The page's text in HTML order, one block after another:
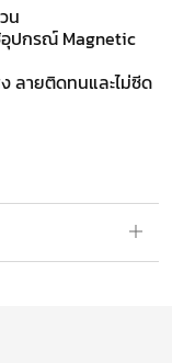
น
อุปกรณ์ Magnetic
ลายติดทนและไม่ซีด